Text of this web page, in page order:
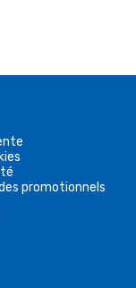
promotionnels